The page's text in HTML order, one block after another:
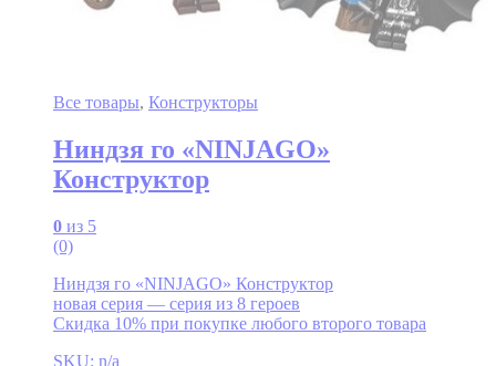
Все товары, Конструкторы
Ниндзя го «NINJAGO»
Конструктор
0 из 5
(0)
Ниндзя го «NINJAGO» Конструктор
новая серия — серия из 8 героев
Скидка 10% при покупке любого второго товара
SKU: n/a